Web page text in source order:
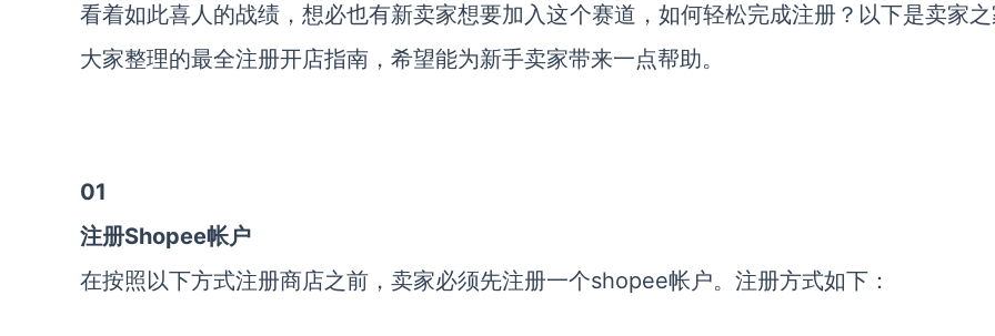
看着如此喜人的战绩，想必也有新卖家想要加入这个赛道，如何轻松完成注册？以下是卖家
大家整理的最全注册开店指南，希望能为新手卖家带来一点帮助。
01
注册Shopee帐户
在按照以下方式注册商店之前，卖家必须先注册一个shopee帐户。注册方式如下：